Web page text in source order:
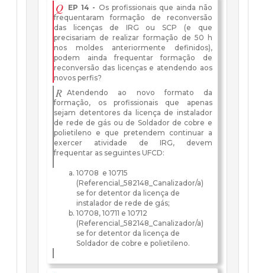
Q EP 14 - Os profissionais que ainda não
frequentaram formação de reconversão
das licenças de IRG ou SCP (e que
precisariam de realizar formação de 50 h
nos moldes anteriormente definidos),
podem ainda frequentar formação de
reconversão das licenças e atendendo aos
novos perfis?
R Atendendo ao novo formato da
formação, os profissionais que apenas
sejam detentores da licença de instalador
de rede de gás ou de Soldador de cobre e
polietileno e que pretendem continuar a
exercer atividade de IRG, devem
frequentar as seguintes UFCD:
10708 e 10715
(Referencial_582148_Canalizador/a)
se for detentor da licença de
instalador de rede de gás;
10708, 10711 e 10712
(Referencial_582148_Canalizador/a)
se for detentor da licença de
Soldador de cobre e polietileno.